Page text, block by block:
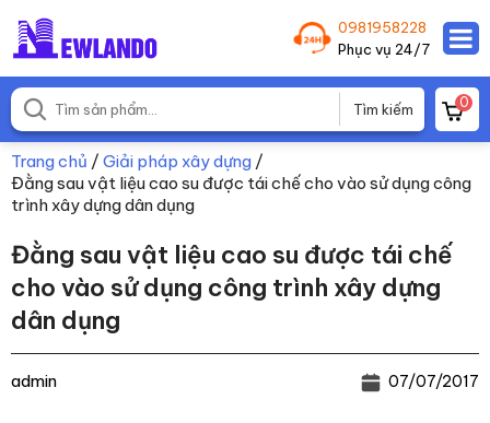
0981958228
Phục vụ 24/7
0
Trang chủ / Giải pháp xây dựng /
Đằng sau vật liệu cao su được tái chế cho vào sử dụng công
trình xây dựng dân dụng
Đằng sau vật liệu cao su được tái chế
cho vào sử dụng công trình xây dựng
dân dụng
admin 07/07/2017